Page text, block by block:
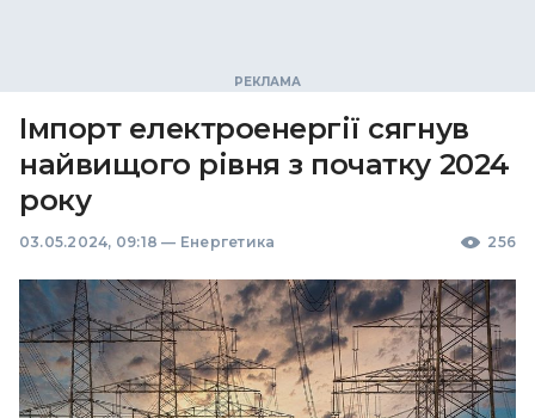
Імпорт електроенергії сягнув
найвищого рівня з початку 2024
року
03.05.2024, 09:18 — Енергетика 256